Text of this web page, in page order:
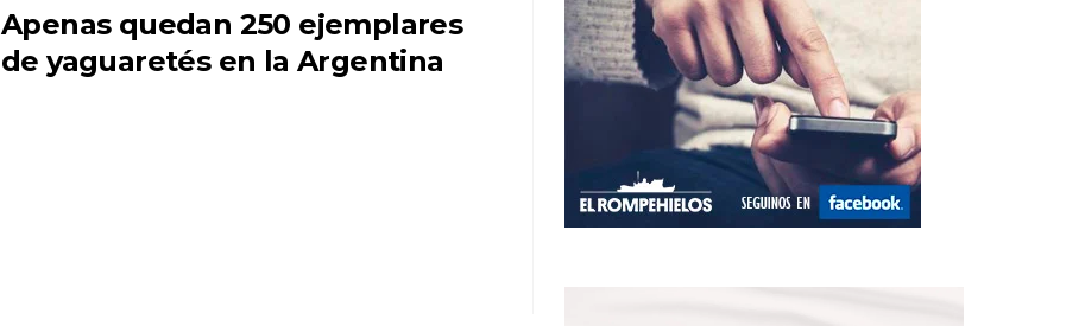
Apenas quedan 250 ejemplares
de yaguaretés en la Argentina